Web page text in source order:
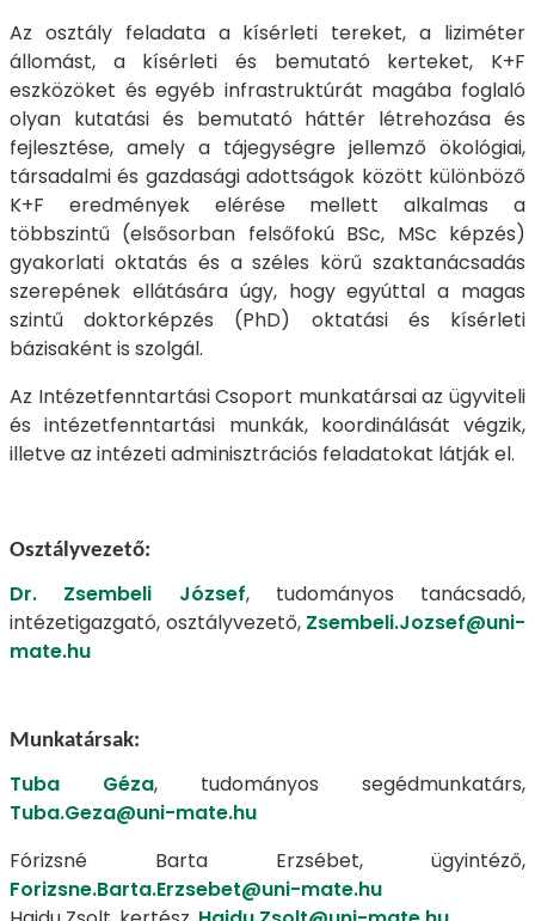
Az osztály feladata a kísérleti tereket, a liziméter
állomást, a kísérleti és bemutató kerteket, K+F
eszközöket és egyéb infrastruktúrát magába foglaló
olyan kutatási és bemutató háttér létrehozása és
fejlesztése, amely a tájegységre jellemző ökológiai,
társadalmi és gazdasági adottságok között különböző
K+F eredmények elérése mellett alkalmas a
többszintű (elsősorban felsőfokú BSc, MSc képzés)
gyakorlati oktatás és a széles körű szaktanácsadás
szerepének ellátására úgy, hogy egyúttal a magas
szintű doktorképzés (PhD) oktatási és kísérleti
bázisaként is szolgál.
Az Intézetfenntartási Csoport munkatársai az ügyviteli
és intézetfenntartási munkák, koordinálását végzik,
illetve az intézeti adminisztrációs feladatokat látják el.
Osztályvezető:
Dr. Zsembeli József, tudományos tanácsadó,
intézetigazgató, osztályvezető, Zsembeli.Jozsef@uni-
mate.hu
Munkatársak:
Tuba Géza, tudományos segédmunkatárs,
Tuba.Geza@uni-mate.hu
Fórizsné Barta Erzsébet, ügyintéző,
Forizsne.Barta.Erzsebet@uni-mate.hu